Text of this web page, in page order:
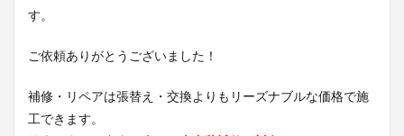
す。
ご依頼ありがとうございました！
補修・リペアは張替え・交換よりもリーズナブルな価格で施
工できます。